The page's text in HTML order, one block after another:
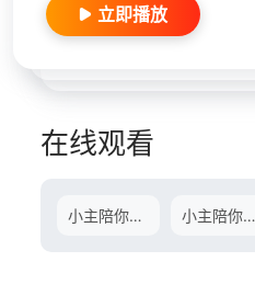
立即播放
在线观看
小主陪你一起看上 小主陪你一起看中